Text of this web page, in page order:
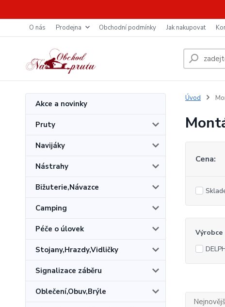
O nás Prodejna Obchodní podmínky Jak nakupovat
Akce a novinky
Pruty
Navijáky
Nástrahy
Bižuterie,Návazce
Camping
Péče o úlovek
Stojany,Hrazdy,Vidličky
Signalizace záběru
Oblečení,Obuv,Brýle
Úvod
Cena:
Výrobce